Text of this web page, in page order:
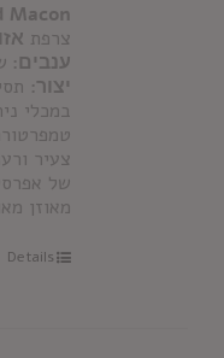
Macon
צרפת
ענבים:
יצור:
במכלי
צעיר
של
מאוזן
Details